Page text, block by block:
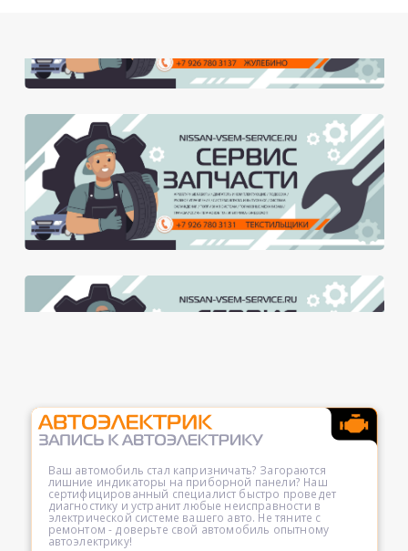
Ваш автомобиль стал капризничать? Загораются
лишние индикаторы на приборной панели? Наш
сертифицированный специалист быстро проведет
диагностику и устранит любые неисправности в
электрической системе вашего авто. Не тяните с
ремонтом - доверьте свой автомобиль опытному
автоэлектрику!